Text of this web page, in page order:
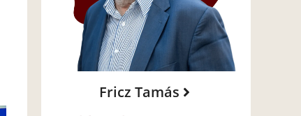
Fricz Tamás